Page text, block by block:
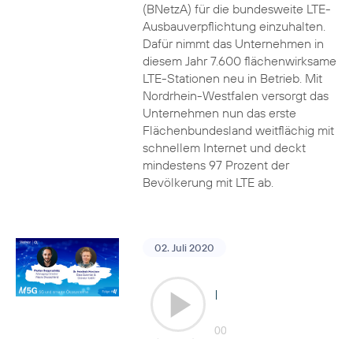
(BNetzA) für die bundesweite LTE-
Ausbauverpflichtung einzuhalten.
Dafür nimmt das Unternehmen in
diesem Jahr 7.600 flächenwirksame
LTE-Stationen neu in Betrieb. Mit
Nordrhein-Westfalen versorgt das
Unternehmen nun das erste
Flächenbundesland weitflächig mit
schnellem Internet und deckt
mindestens 97 Prozent der
Bevölkerung mit LTE ab.
02. Juli 2020